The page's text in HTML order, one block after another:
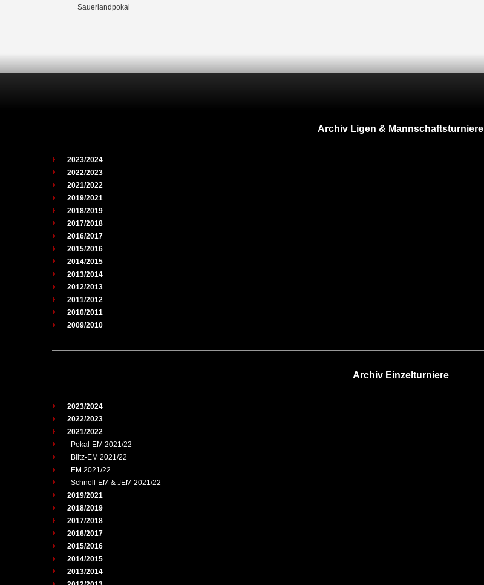
Sauerlandpokal
Archiv Ligen & Mannschaftsturniere
2023/2024
2022/2023
2021/2022
2019/2021
2018/2019
2017/2018
2016/2017
2015/2016
2014/2015
2013/2014
2012/2013
2011/2012
2010/2011
2009/2010
Archiv Einzelturniere
2023/2024
2022/2023
2021/2022
Pokal-EM 2021/22
Blitz-EM 2021/22
EM 2021/22
Schnell-EM & JEM 2021/22
2019/2021
2018/2019
2017/2018
2016/2017
2015/2016
2014/2015
2013/2014